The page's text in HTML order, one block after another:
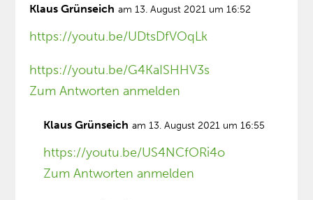
Klaus Grünseich am 13. August 2021 um 16:52
https://youtu.be/UDtsDfVOqLk
https://youtu.be/G4KaISHHV3s
Zum Antworten anmelden
Klaus Grünseich am 13. August 2021 um 16:55
https://youtu.be/US4NCfORi4o
Zum Antworten anmelden